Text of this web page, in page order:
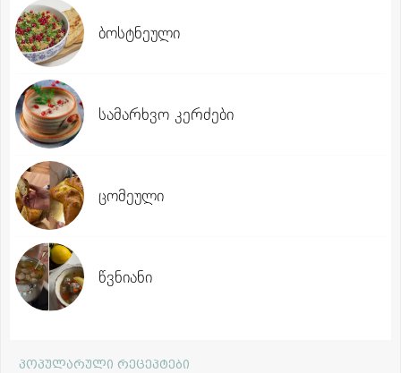
ბოსტნეული
სამარხვო კერძები
ცომეული
წვნიანი
პოპულარული რეცეპტები